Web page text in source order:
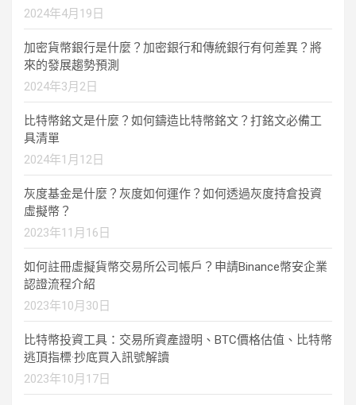
2024年4月19日
加密貨幣銀行是什麼？加密銀行和傳統銀行有何差異？將
來的發展趨勢預測
2024年3月2日
比特幣銘文是什麼？如何鑄造比特幣銘文？打銘文必備工
具清單
2024年1月12日
灰度基金是什麼？灰度如何運作？如何透過灰度持倉投資
虛擬幣？
2023年11月16日
如何註冊虛擬貨幣交易所公司帳戶？申請Binance幣安企業
認證流程介紹
2023年10月30日
比特幣投資工具：交易所資產證明、BTC價格估值、比特幣
逃頂指標·抄底買入訊號解讀
2023年10月17日